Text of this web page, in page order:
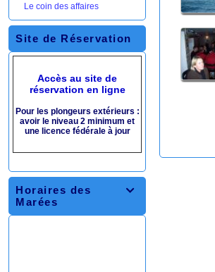
Le coin des affaires
Site de Réservation
Accès au site de
réservation en ligne
Pour les plongeurs extérieurs :
avoir le niveau 2 minimum et
une licence fédérale à jour

Horaires des
Marées